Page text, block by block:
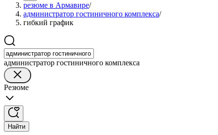
резюме в Армавире/
администратор гостиничного комплекса/
гибкий график
администратор гостиничного комплекса
Резюме
Найти